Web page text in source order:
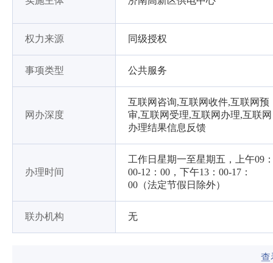
权力来源 同级授权
事项类型 公共服务
网办深度
互联网咨询,互联网收件,互联网预
审,互联网受理,互联网办理,互联网
办理结果信息反馈
办理时间
工作日星期一至星期五，上午09
00-12：00，下午13：00-17：
00（法定节假日除外）
联办机构 无
查